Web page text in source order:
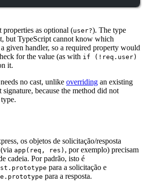
properties as optional (user?). The type
but TypeScript cannot know which
given handler, so a required property would
for the value (as with if (!req.user)
it.
no cast, unlike overriding an existing
because the method did not
os objetos de solicitação/resposta
app(req, res) , por exemplo) precisam
cadeia. Por padrão, isto é
para a solicitação e
para a resposta.